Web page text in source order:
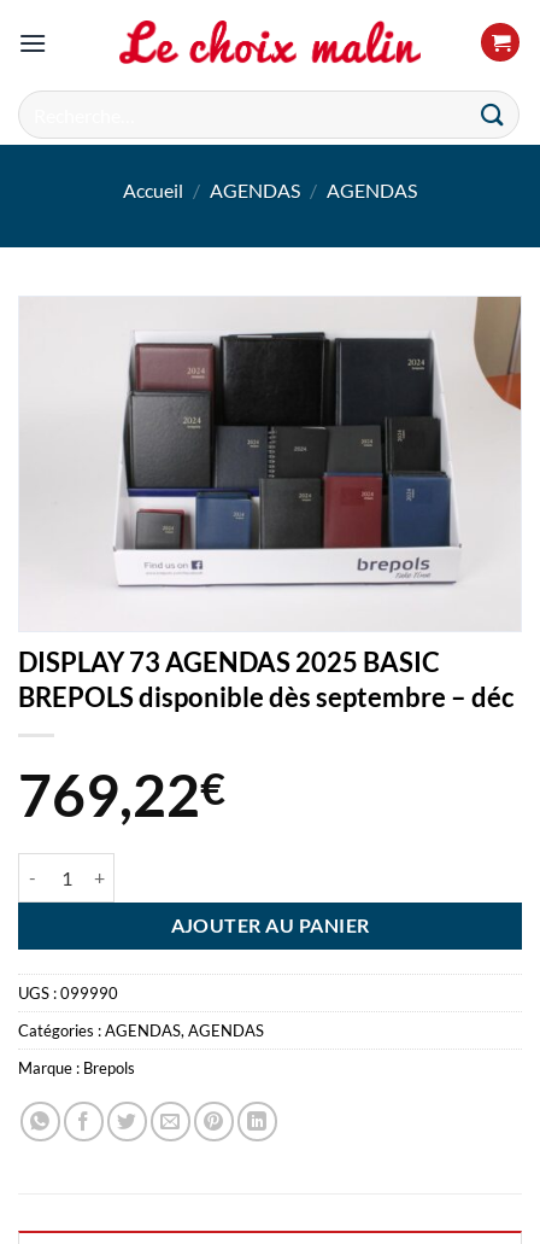
Recherche
pour :
Accueil / AGENDAS / AGENDAS
DISPLAY 73 AGENDAS 2025 BASIC
BREPOLS disponible dès septembre – déc
769,22€
AJOUTER AU PANIER
UGS :099990
Catégories :AGENDAS,AGENDAS
Marque : Brepols